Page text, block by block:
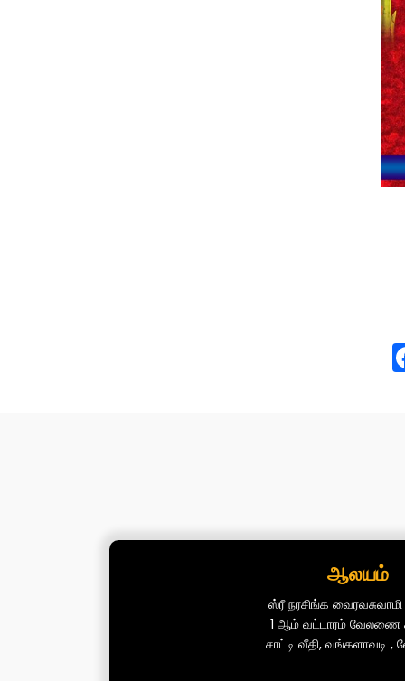
ஆலயம்
ஸ்ரீ நரசிங்க
1 ஆம் வட்டாரம் வேலணை
சாட்டி வீதி, வங்களாவடி